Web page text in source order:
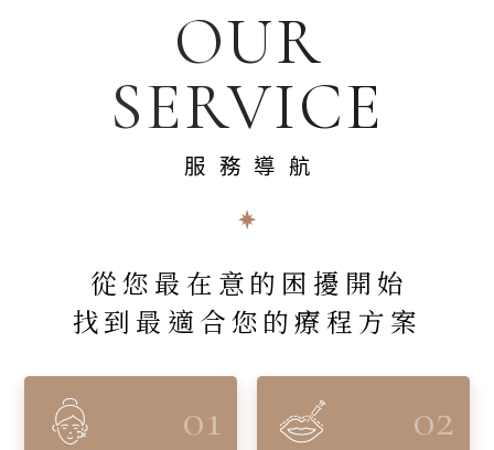
OUR
SERVICE
服務導航
從您最在意的困擾開始
找到最適合您的療程方案
01 02